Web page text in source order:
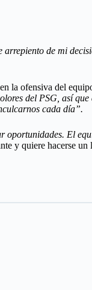
de mi
la ofensiva del
del PSG, así que
cada día”.
oportunidades. El
y quiere hacerse